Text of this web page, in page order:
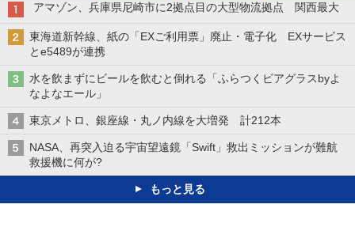
アマゾン、兵庫県尼崎市に2拠点目の大型物流拠点 関西最大
東海道新幹線、紙の「EXご利用票」廃止・電子化 EXサービス
とe5489が連携
水を飲まずにビールを飲むと倒れる「ふらつくビアグラスbyよ
なよなエール」
東京メトロ、銀座線・丸ノ内線を大増発 計212本
NASA、再突入迫る宇宙望遠鏡「Swift」救出ミッションが難航
救援機に何が?
もっと見る